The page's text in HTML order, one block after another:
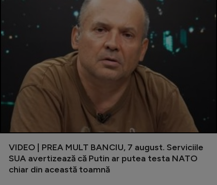
VIDEO | PREA MULT BANCIU, 7 august. Serviciile
SUA avertizează că Putin ar putea testa NATO
chiar din această toamnă